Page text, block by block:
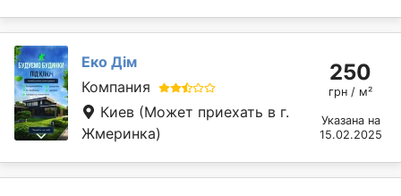
Еко Дім
Компания
Киев (Может приехать в г.
Жмеринка)
250
грн / м²
Указана на
15.02.2025